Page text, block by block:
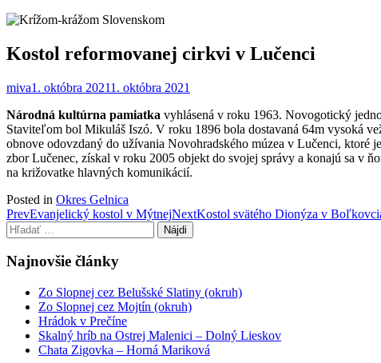
Kostol reformovanej cirkvi v Lučenci
miva1. októbra 20211. októbra 2021
Národná kultúrna pamiatka vyhlásená v roku 1963. Novogotický
Staviteľom bol Mikuláš Iszó. V roku 1896 bola dostavaná 64m vysoká
obnove odovzdaný do užívania Novohradského múzea v Lučenci,
zbor Lučenec, získal v roku 2005 objekt do svojej správy a konajú sa v
na križovatke hlavných komunikácií.
Posted in Okres Gelnica
Post
navigation
PrevEvanjelický kostol v MýtnejNextKostol svätého Dionýza v
Hľadať:
Najnovšie články
Zo Slopnej cez Belušské Slatiny (okruh)
Zo Slopnej cez Mojtín (okruh)
Hrádok v Prečíne
Skalný hríb na Ostrej Malenici – Dolný Lieskov
Chata Zigovka – Horná Mariková